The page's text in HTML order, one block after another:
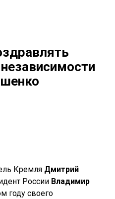
Кремля Дмитрий
России Владимир
году своего